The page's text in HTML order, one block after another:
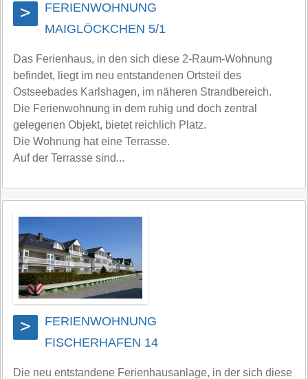
>
FERIENWOHNUNG
MAIGLÖCKCHEN 5/1
Das Ferienhaus, in den sich diese 2-Raum-Wohnung
befindet, liegt im neu entstandenen Ortsteil des
Ostseebades Karlshagen, im näheren Strandbereich.
Die Ferienwohnung in dem ruhig und doch zentral
gelegenen Objekt, bietet reichlich Platz.
Die Wohnung hat eine Terrasse.
Auf der Terrasse sind...
>
FERIENWOHNUNG
FISCHERHAFEN 14
Die neu entstandene Ferienhausanlage, in der sich diese